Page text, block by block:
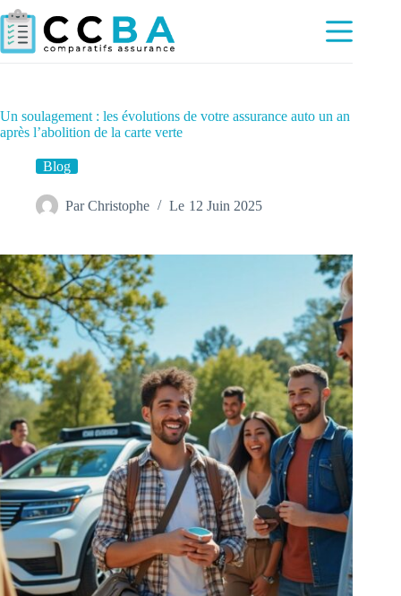
Passer
au
contenu
Un soulagement : les évolutions de votre assurance auto un an
après l’abolition de la carte verte
Blog
Par Christophe Le 12 Juin 2025